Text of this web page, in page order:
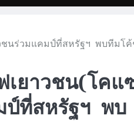
ชนร่วมแคมป์ที่สหรัฐฯ พบทีมโ
ยาวชน(โคแ
ป์ที่สหรัฐฯ พบ